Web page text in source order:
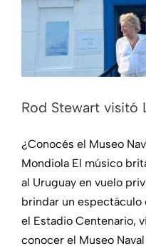
Rod Stewart visitó
¿Conocés el Museo
Mondiola El músico
al Uruguay en vuelo
brindar un espectáculo
el Estadio Centenario,
conocer el Museo